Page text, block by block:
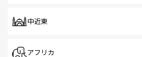
中近東
アフリカ